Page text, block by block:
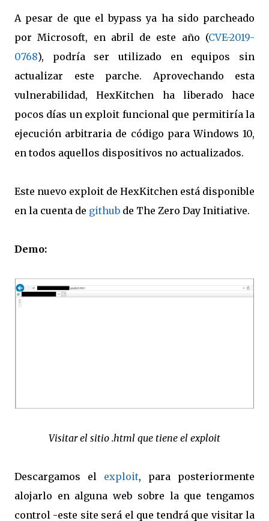
A pesar de que el bypass ya ha sido parcheado
por Microsoft, en abril de este año (CVE-2019-
0768), podría ser utilizado en equipos sin
actualizar este parche. Aprovechando esta
vulnerabilidad, HexKitchen ha liberado hace
pocos días un exploit funcional que permitiría la
ejecución arbitraria de código para Windows 10,
en todos aquellos dispositivos no actualizados.
Este nuevo exploit de HexKitchen está disponible
en la cuenta de github de The Zero Day Initiative.
Demo:
Visitar el sitio .html que tiene el exploit
Descargamos el exploit, para posteriormente
alojarlo en alguna web sobre la que tengamos
control -este site será el que tendrá que visitar la